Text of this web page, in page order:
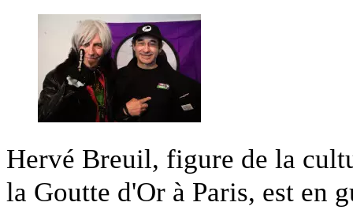
Hervé Breuil, figure de la
la Goutte d'Or à Paris, est en